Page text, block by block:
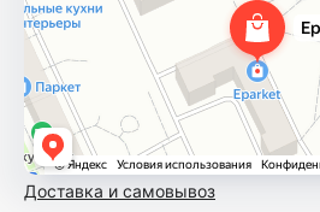
Доставка и самовывоз